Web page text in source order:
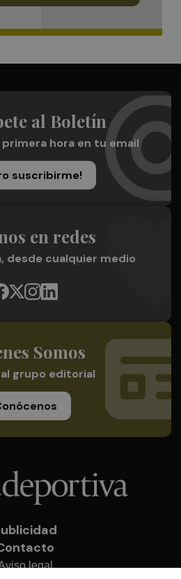
al Boletín
primera hora en tu email
suscribirme!
en redes
desde cualquier medio
Somos
grupo editorial
legal